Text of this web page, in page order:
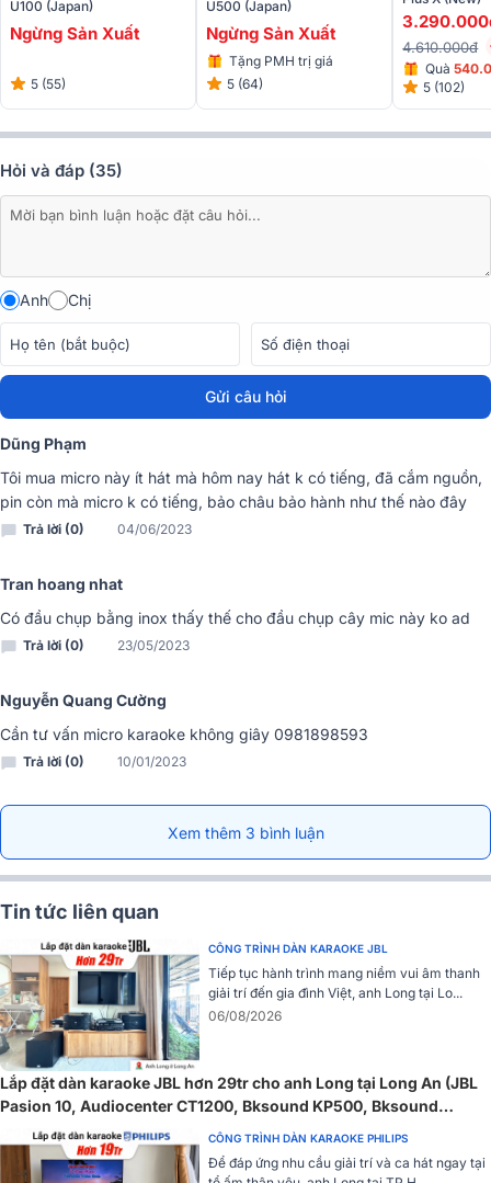
thanh không bị ngắt quãng, gián đoạn.
Sở hữu 200 kênh tần số cho khả năng bắt âm nhạy bén, hạn chế
các hiện tượng trùng, nhiễu sóng xảy ra.
Chất âm hoàn hảo
Với búp sóng rộng được thiết kế chuyên dụng nên micro có độ nhạy
cao, bắt micro tốt, chất âm rõ ràng cho người nghe cảm nhận sự
chân thực từ âm thanh. Người hát có thể thoải mái thể hiện những
nốt cao, nốt trầm của mình mà vẫn mượt mà, truyền cảm.
Micro không dây BCE U900 Plus (Version 2) có phạm vi hoạt động
trong khoảng 30m2 nên bạn có thể thoải mái di chuyển khi ca hát.
U100 (Japan)
Ngừng Sản Xuất
5 (55)
U500 (Japan)
Ngừng Sản Xuất
Tặng PMH trị giá
200.000đ
5 (64)
4.610.000đ
Quà
5 (102)
Hỏi và đáp (35)
Anh Chị
Gửi câu hỏi
Dũng Phạm
Tôi mua micro này ít hát mà hôm nay hát k có tiếng, đã cắm nguồn,
pin còn mà micro k có tiếng, bảo châu bảo hành như thế nào đây
Trả lời (0) 04/06/2023
Tran hoang nhat
Có đầu chụp bằng inox thấy thế cho đầu chụp cây mic này ko ad
Trả lời (0) 23/05/2023
Nguyễn Quang Cường
Cần tư vấn micro karaoke không giây 0981898593
Trả lời (0) 10/01/2023
Xem thêm 3 bình luận
Tin tức liên quan
CÔNG TRÌNH DÀN KARAOKE JBL
Tiếp tục hành trình mang niềm vui âm thanh
giải trí đến gia đình Việt, anh Long tại Lo...
06/08/2026
Lắp đặt dàn karaoke JBL hơn 29tr cho anh Long tại Long An (JBL
Pasion 10, Audiocenter CT1200, Bksound KP500, Bksound
SW212, BCE U900 Plus X)
CÔNG TRÌNH DÀN KARAOKE PHILIPS
Để đáp ứng nhu cầu giải trí và ca hát ngay tại